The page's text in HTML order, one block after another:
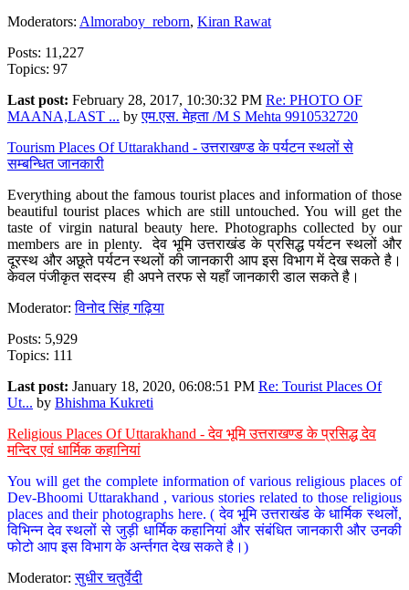
Moderators: Almoraboy_reborn, Kiran Rawat
Posts: 11,227
Topics: 97
Last post: February 28, 2017, 10:30:32 PM Re: PHOTO OF
MAANA,LAST ... byएम.एस. मेहता /M S Mehta 9910532720
Tourism Places Of Uttarakhand - उत्तराखण्ड के पर्यटन स्थलों से
सम्बन्धित जानकारी
Everything about the famous tourist places and information of those
beautiful tourist places which are still untouched. You will get the
taste of virgin natural beauty here. Photographs collected by our
members are in plenty. देव भूमि उत्तराखंड के प्रसिद्ध पर्यटन स्थलों और
दूरस्थ और अछूते पर्यटन स्थलों की जानकारी आप इस विभाग में देख सकते है।
केवल पंजीकृत सदस्य ही अपने तरफ से यहाँ जानकारी डाल सकते है।
Moderator:विनोद सिंह गढ़िया
Posts: 5,929
Topics: 111
Last post: January 18, 2020, 06:08:51 PM Re: Tourist Places Of
Ut... by Bhishma Kukreti
Religious Places Of Uttarakhand - देव भूमि उत्तराखण्ड के प्रसिद्ध देव
मन्दिर एवं धार्मिक कहानियां
You will get the complete information of various religious places of
Dev-Bhoomi Uttarakhand , various stories related to those religious
places and their photographs here. ( देव भूमि उत्तराखंड के धार्मिक स्थलों,
विभिन्न देव स्थलों से जुड़ी धार्मिक कहानियां और संबंधित जानकारी और उनकी
फोटो आप इस विभाग के अर्न्तगत देख सकते है।)
Moderator:सुधीर चतुर्वेदी